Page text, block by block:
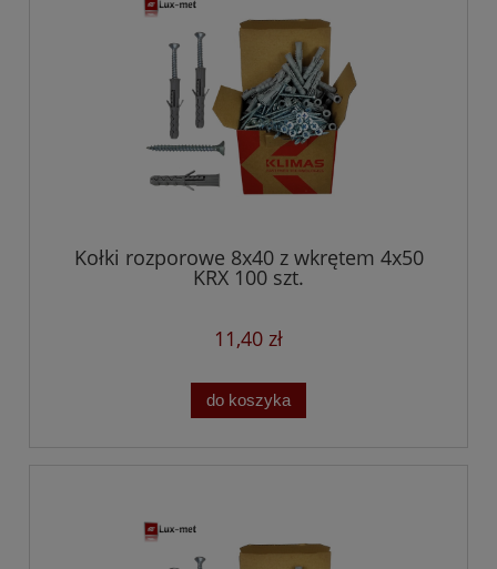
Kołki rozporowe 8x40 z wkrętem 4x50
KRX 100 szt.
11,40 zł
do koszyka